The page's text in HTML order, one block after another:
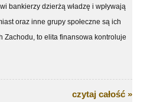
bankierzy dzierżą władzę i wpływają
oraz inne grupy społeczne są ich
Zachodu, to elita finansowa kontroluje
czytaj całość »